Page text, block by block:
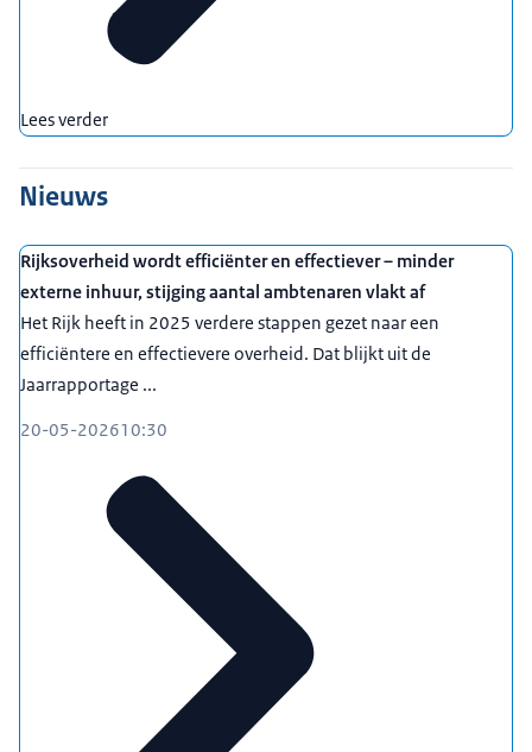
Lees verder
Nieuws
Rijksoverheid wordt efficiënter en effectiever – minder
externe inhuur, stijging aantal ambtenaren vlakt af
Het Rijk heeft in 2025 verdere stappen gezet naar een
efficiëntere en effectievere overheid. Dat blijkt uit de
Jaarrapportage ...
20-05-202610:30